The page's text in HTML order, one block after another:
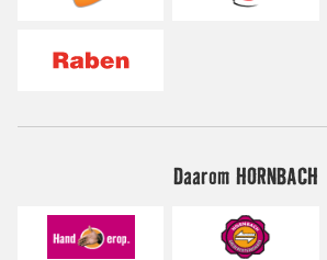
Daarom HORNBACH